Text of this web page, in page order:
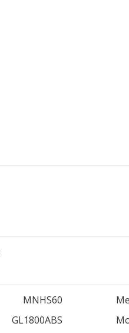
MNHS60
GL1800ABS